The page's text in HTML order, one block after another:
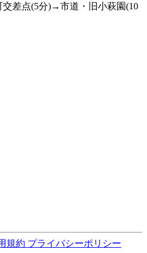
差点(5分)→市道・旧小萩園(10
規約 プライバシーポリシー